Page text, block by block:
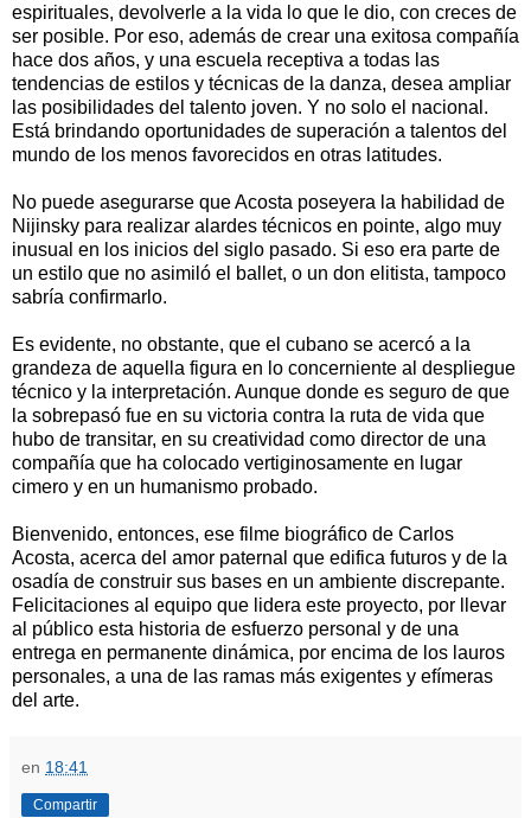
espirituales, devolverle a la vida lo que le dio, con creces de
ser posible. Por eso, además de crear una exitosa compañía
hace dos años, y una escuela receptiva a todas las
tendencias de estilos y técnicas de la danza, desea ampliar
las posibilidades del talento joven. Y no solo el nacional.
Está brindando oportunidades de superación a talentos del
mundo de los menos favorecidos en otras latitudes.
No puede asegurarse que Acosta poseyera la habilidad de
Nijinsky para realizar alardes técnicos en pointe, algo muy
inusual en los inicios del siglo pasado. Si eso era parte de
un estilo que no asimiló el ballet, o un don elitista, tampoco
sabría confirmarlo.
Es evidente, no obstante, que el cubano se acercó a la
grandeza de aquella figura en lo concerniente al despliegue
técnico y la interpretación. Aunque donde es seguro de que
la sobrepasó fue en su victoria contra la ruta de vida que
hubo de transitar, en su creatividad como director de una
compañía que ha colocado vertiginosamente en lugar
cimero y en un humanismo probado.
Bienvenido, entonces, ese filme biográfico de Carlos
Acosta, acerca del amor paternal que edifica futuros y de la
osadía de construir sus bases en un ambiente discrepante.
Felicitaciones al equipo que lidera este proyecto, por llevar
al público esta historia de esfuerzo personal y de una
entrega en permanente dinámica, por encima de los lauros
personales, a una de las ramas más exigentes y efímeras
del arte.
en 18:41
Compartir